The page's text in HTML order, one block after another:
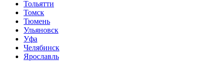
Тольятти
Томск
Тюмень
Ульяновск
Уфа
Челябинск
Ярославль